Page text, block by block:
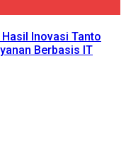
Inovasi Tanto
Berbasis IT